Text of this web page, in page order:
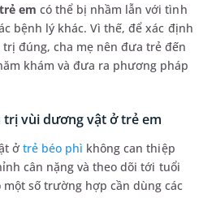
em có thể bị nhầm lẫn với tình
bệnh lý khác. Vì thế, để xác định
đúng, cha mẹ nên đưa trẻ đến
khám và đưa ra phương pháp
trị vùi dương vật ở trẻ em
ở trẻ béo phì không can thiệp
cân nặng và theo dõi tới tuổi
số trường hợp cần dùng các